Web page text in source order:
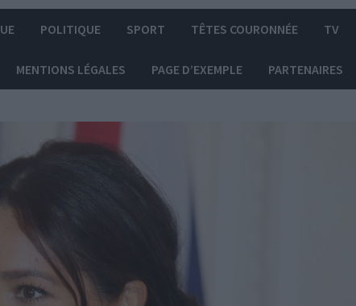
POLITIQUE SPORT TÊTES COURONNÉE TV
MENTIONS LÉGALES PAGE D’EXEMPLE PARTENAIRES